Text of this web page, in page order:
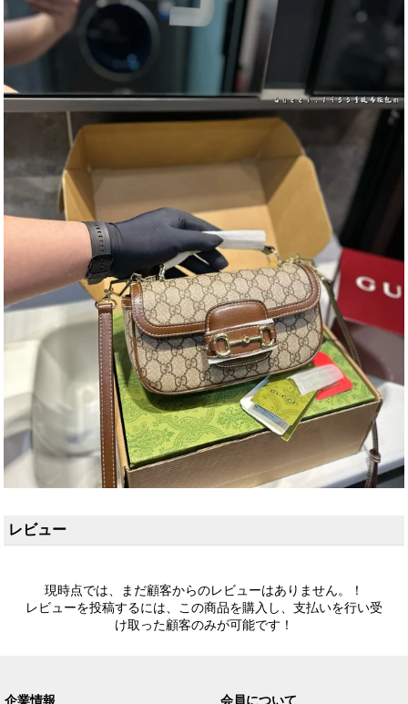
レビュー
現時点では、まだ顧客からのレビューはありません。！
レビューを投稿するには、この商品を購入し、支払いを行い受
け取った顧客のみが可能です！
企業情報 会員について